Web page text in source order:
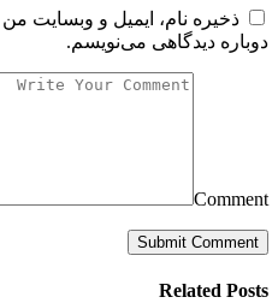
ذخیره نام، ایمیل و وبسایت
دوباره دیدگاهی می‌نویسم.
Comment
Related Posts